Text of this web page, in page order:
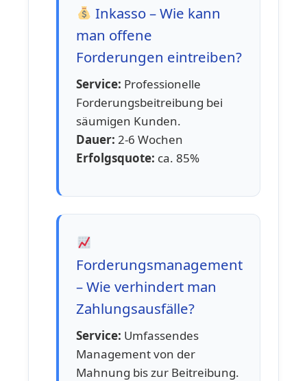
Inkasso – Wie kann
man offene
Forderungen eintreiben?
Service: Professionelle
Forderungsbeitreibung bei
säumigen Kunden.
Dauer: 2-6 Wochen
Erfolgsquote: ca. 85%
Forderungsmanagement
– Wie verhindert man
Zahlungsausfälle?
Service: Umfassendes
Management von der
Mahnung bis zur Beitreibung.